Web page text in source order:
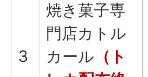
3
焼き菓子専
門店カトル
カール （ト